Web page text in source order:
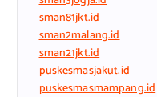
sman81jkt.id
sman2malang.id
sman21jkt.id
puskesmasjakut.id
puskesmasmampang.id